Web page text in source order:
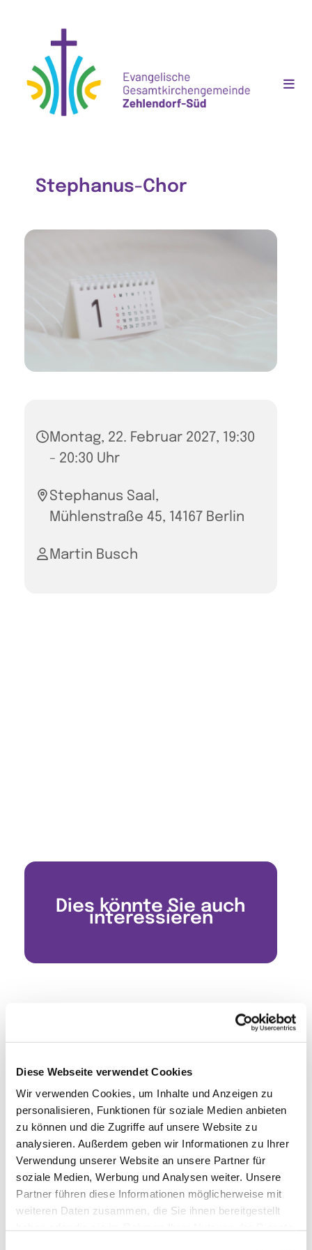
Diese Webseite verwendet Cookies
Wir verwenden Cookies, um Inhalte und Anzeigen zu
personalisieren, Funktionen für soziale Medien anbieten
zu können und die Zugriffe auf unsere Website zu
analysieren. Außerdem geben wir Informationen zu Ihrer
Verwendung unserer Website an unsere Partner für
soziale Medien, Werbung und Analysen weiter. Unsere
Partner führen diese Informationen möglicherweise mit
weiteren Daten zusammen, die Sie ihnen bereitgestellt
Stephanus-Chor
Montag, 22. Februar 2027, 19:30
- 20:30 Uhr
Stephanus Saal,
Mühlenstraße 45, 14167 Berlin
Martin Busch
Dies könnte Sie auch
interessieren